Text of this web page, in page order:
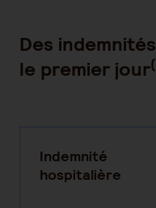
Des
le premier jour
Indemnité
hospitalière